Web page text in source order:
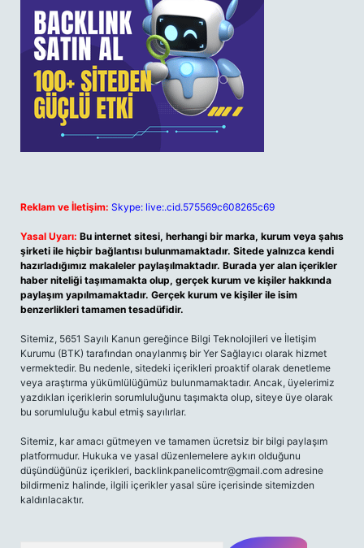
Reklam ve İletişim: Skype: live:.cid.575569c608265c69
Yasal Uyarı: Bu internet sitesi, herhangi bir marka, kurum veya şahıs
şirketi ile hiçbir bağlantısı bulunmamaktadır. Sitede yalnızca kendi
hazırladığımız makaleler paylaşılmaktadır. Burada yer alan içerikler
haber niteliği taşımamakta olup, gerçek kurum ve kişiler hakkında
paylaşım yapılmamaktadır. Gerçek kurum ve kişiler ile isim
benzerlikleri tamamen tesadüfidir.
Sitemiz, 5651 Sayılı Kanun gereğince Bilgi Teknolojileri ve İletişim
Kurumu (BTK) tarafından onaylanmış bir Yer Sağlayıcı olarak hizmet
vermektedir. Bu nedenle, sitedeki içerikleri proaktif olarak denetleme
veya araştırma yükümlülüğümüz bulunmamaktadır. Ancak, üyelerimiz
yazdıkları içeriklerin sorumluluğunu taşımakta olup, siteye üye olarak
bu sorumluluğu kabul etmiş sayılırlar.
Sitemiz, kar amacı gütmeyen ve tamamen ücretsiz bir bilgi paylaşım
platformudur. Hukuka ve yasal düzenlemelere aykırı olduğunu
düşündüğünüz içerikleri, backlinkpanelicomtr@gmail.com adresine
bildirmeniz halinde, ilgili içerikler yasal süre içerisinde sitemizden
kaldırılacaktır.